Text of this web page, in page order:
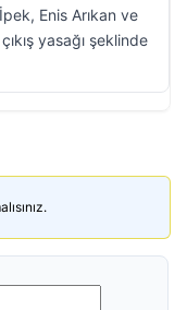
Enis Arıkan ve
yasağı şeklinde